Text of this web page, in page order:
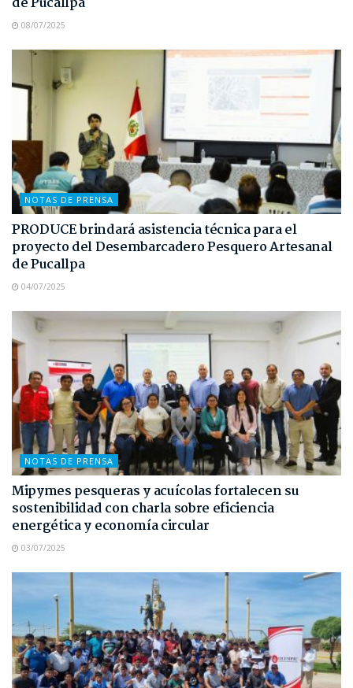
08/07/2025
NOTAS DE PRENSA
PRODUCE brindará asistencia técnica para el
proyecto del Desembarcadero Pesquero Artesanal
de Pucallpa
04/07/2025
NOTAS DE PRENSA
Mipymes pesqueras y acuícolas fortalecen su
sostenibilidad con charla sobre eficiencia
energética y economía circular
03/07/2025